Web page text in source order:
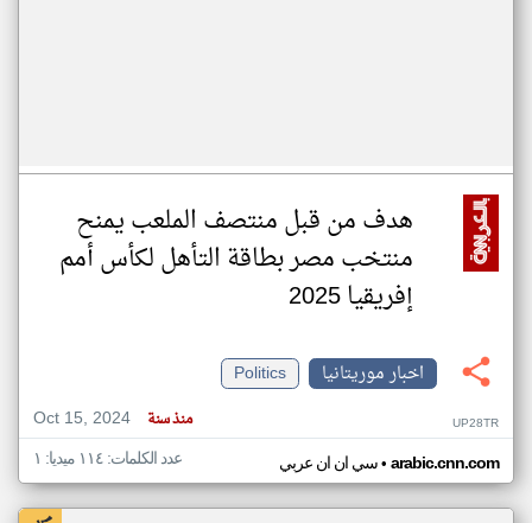
هدف من قبل منتصف الملعب يمنح
منتخب مصر بطاقة التأهل لكأس أمم
إفريقيا 2025
اخبار موريتانيا
Politics
Oct 15, 2024
منذ سنة UP28TR
سي ان ان عربي• arabic.cnn.com عدد الكلمات: ١١٤ ميديا: ١